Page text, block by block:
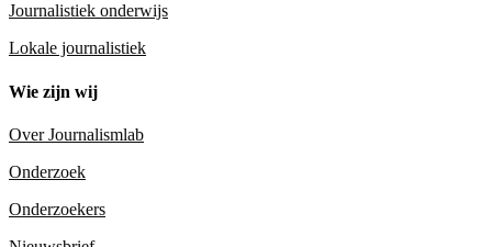
Journalistiek onderwijs
Lokale journalistiek
Wie zijn wij
Over Journalismlab
Onderzoek
Onderzoekers